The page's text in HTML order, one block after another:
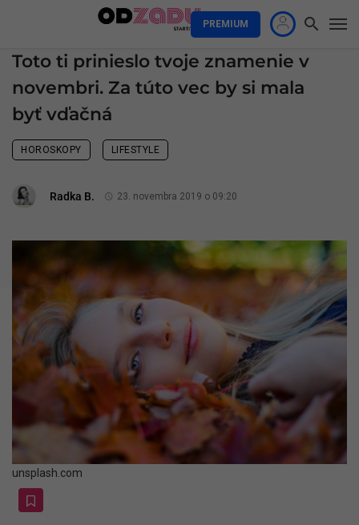
PREMIUM
Toto ti prinieslo tvoje znamenie v
novembri. Za túto vec by si mala
byť vďačná
HOROSKOPY LIFESTYLE
Radka B. 23. novembra 2019 o 09:20
unsplash.com